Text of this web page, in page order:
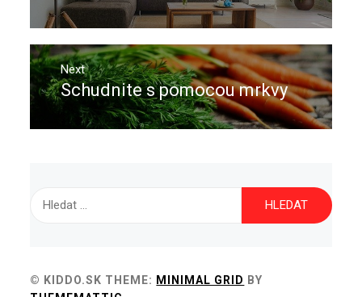
post:
Next
Next
post:
Schudnite s pomocou mrkvy
© KIDDO.SK THEME: MINIMAL GRID BY